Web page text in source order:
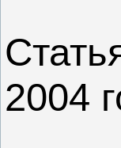
2004